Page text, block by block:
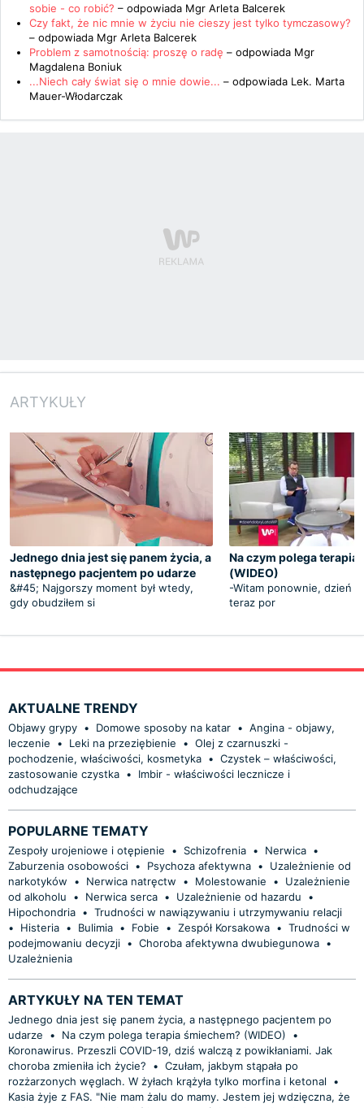
sobie - co robić? – odpowiada Mgr Arleta Balcerek
Czy fakt, że nic mnie w życiu nie cieszy jest tylko tymczasowy?
– odpowiada Mgr Arleta Balcerek
Problem z samotnością: proszę o radę – odpowiada Mgr
Magdalena Boniuk
...Niech cały świat się o mnie dowie... – odpowiada Lek. Marta
Mauer-Włodarczak
ARTYKUŁY
Jednego dnia jest się panem życia, a
następnego pacjentem po udarze
&#45; Najgorszy moment był wtedy,
gdy obudziłem si
Na czym polega terapia
(WIDEO)
-Witam ponownie, dzień
teraz por
AKTUALNE TRENDY
Objawy grypy • Domowe sposoby na katar • Angina - objawy,
leczenie
• Leki na przeziębienie • Olej z czarnuszki -
pochodzenie, właściwości, kosmetyka • Czystek – właściwości,
zastosowanie czystka •
Imbir - właściwości lecznicze i
odchudzające
POPULARNE TEMATY
Zespoły urojeniowe i otępienie • Schizofrenia • Nerwica •
Zaburzenia osobowości • Psychoza afektywna •
Uzależnienie od
narkotyków
• Nerwica natręctw • Molestowanie •
Uzależnienie
od alkoholu
• Nerwica serca • Uzależnienie od hazardu
•
Hipochondria • Trudności w nawiązywaniu i utrzymywaniu relacji
•
Histeria • Bulimia • Fobie • Zespół Korsakowa • Trudności w
podejmowaniu decyzji • Choroba afektywna dwubiegunowa •
Uzależnienia
ARTYKUŁY NA TEN TEMAT
Jednego dnia jest się panem życia, a następnego pacjentem po
udarze
• Na czym polega terapia śmiechem? (WIDEO)
•
Koronawirus. Przeszli COVID-19, dziś walczą z powikłaniami. Jak
choroba zmieniła ich życie?
• Czułam, jakbym stąpała po
rozżarzonych węglach. W żyłach krążyła tylko morfina i ketonal
•
Kasia żyje z FAS. "Nie mam żalu do mamy. Jestem jej wdzięczna, że